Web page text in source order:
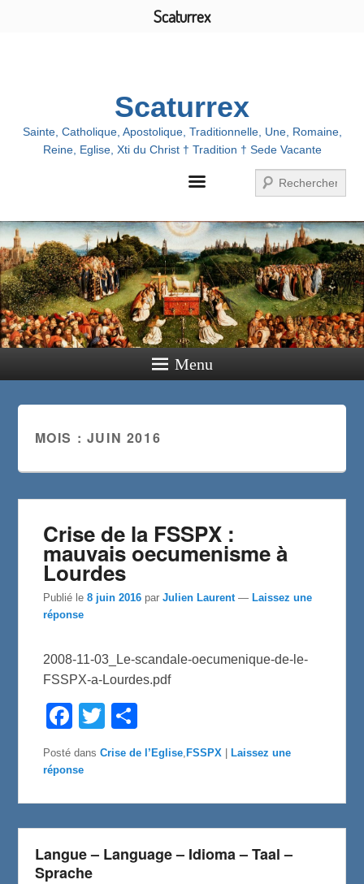
Menu
Scaturrex
Sainte, Catholique, Apostolique, Traditionnelle, Une, Romaine,
Reine, Eglise, Xti du Christ † Tradition † Sede Vacante
Recherche
Menu
MOIS : JUIN 2016
Crise de la FSSPX :
mauvais oecumenisme à
Lourdes
Publié le8 juin 2016 parJulien Laurent — Laissez une
réponse
2008-11-03_Le-scandale-oecumenique-de-le-
FSSPX-a-Lourdes.pdf
F
e
b
o
k
T
t
t
t
a
r
Posté dans Crise de l’Eglise FSSPX
Laissez une
réponse
Langue – Language – Idioma – Taal –
Sprache
Scaturrex